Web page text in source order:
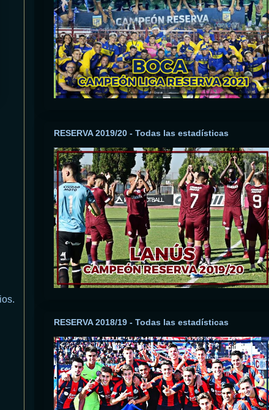
RESERVA 2019/20 - Todas las estadísticas
RESERVA 2018/19 - Todas las estadísticas